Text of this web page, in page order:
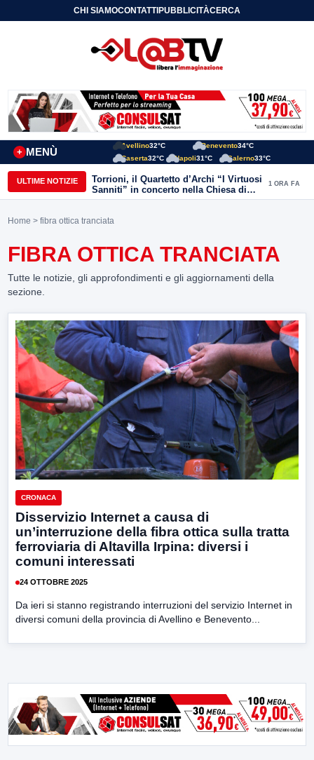
CHI SIAMOCONTATTIPUBBLICITÀCERCA
MENÙ
+
Avellino32°C Benevento34°C
Caserta32°C Napoli31°C Salerno33°C
ULTIME NOTIZIE
Torrioni, il Quartetto d’Archi “I Virtuosi
Sanniti” in concerto nella Chiesa di
San Michele Arcangelo
1 ORA FA
Home > fibra ottica tranciata
FIBRA OTTICA TRANCIATA
Tutte le notizie, gli approfondimenti e gli aggiornamenti della
sezione.
CRONACA
Disservizio Internet a causa di
un’interruzione della fibra ottica sulla tratta
ferroviaria di Altavilla Irpina: diversi i
comuni interessati
24 OTTOBRE 2025
Da ieri si stanno registrando interruzioni del servizio Internet in
diversi comuni della provincia di Avellino e Benevento...